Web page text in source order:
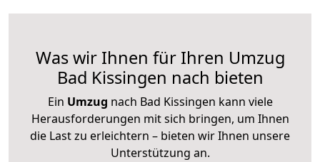
Was wir Ihnen für Ihren Umzug
Bad Kissingen nach bieten
Ein Umzug nach Bad Kissingen kann viele
Herausforderungen mit sich bringen, um Ihnen
die Last zu erleichtern – bieten wir Ihnen unsere
Unterstützung an.